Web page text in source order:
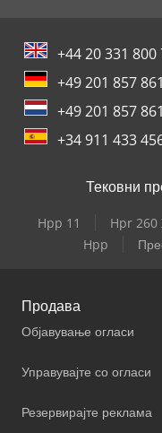
+44 20 331 800
+49 201 857
+49 201 857
+34 911 433
Тековни
Hpp 11 Hpr 260
Hpp
Продава
Објавување огласи
Управувајте со огласи
Резервирајте реклама